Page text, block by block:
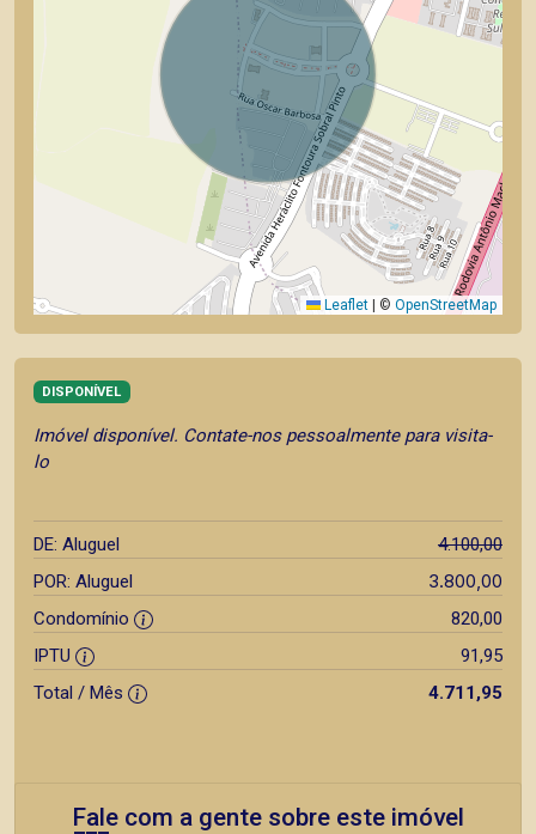
Leaflet © OpenStreetMap
DISPONÍVEL
Imóvel disponível. Contate-nos pessoalmente para visita-
lo
DE: Aluguel
4.100,00
POR: Aluguel
3.800,00
Condomínio
820,00
IPTU
91,95
Total / Mês
4.711,95
Fale com a gente sobre este imóvel